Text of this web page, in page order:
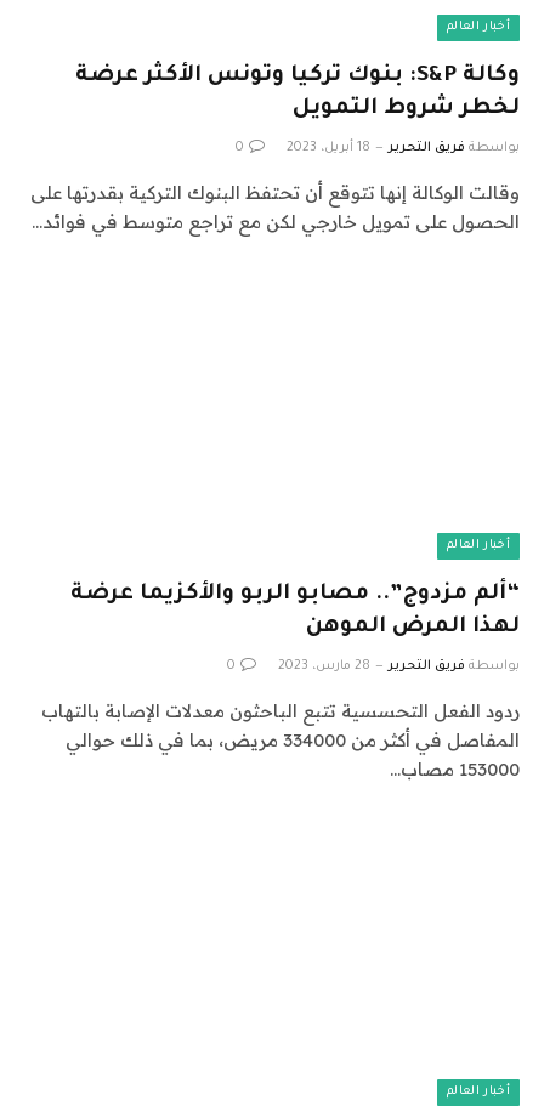
أخبار العالم
وكالة S&P: بنوك تركيا وتونس الأكثر عرضة
لخطر شروط التمويل
بواسطة فريق التحرير 18 أبريل، 2023 0
وقالت الوكالة إنها تتوقع أن تحتفظ البنوك التركية بقدرتها على
الحصول على تمويل خارجي لكن مع تراجع متوسط في فوائد…
أخبار العالم
“ألم مزدوج”.. مصابو الربو والأكزيما عرضة
لهذا المرض الموهن
بواسطة فريق التحرير 28 مارس، 2023 0
ردود الفعل التحسسية تتبع الباحثون معدلات الإصابة بالتهاب
المفاصل في أكثر من 334000 مريض، بما في ذلك حوالي
153000 مصاب…
أخبار العالم